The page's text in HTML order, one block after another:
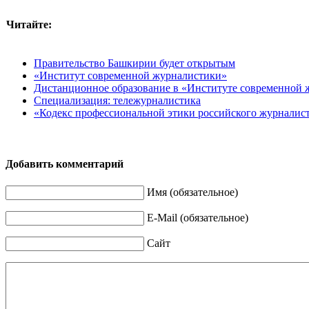
Читайте:
Правительство Башкирии будет открытым
«Институт современной журналистики»
Дистанционное образование в «Институте современной
Специализация: тележурналистика
«Кодекс профессиональной этики российского
Добавить комментарий
Имя (обязательное)
E-Mail (обязательное)
Сайт